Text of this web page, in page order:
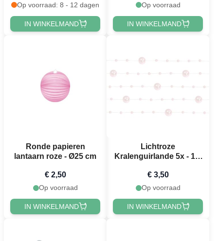
Op voorraad: 8 - 12 dagen
IN WINKELMAND
Op voorraad
IN WINKELMAND
Ronde papieren
lantaarn roze - Ø25 cm
€ 2,50
Op voorraad
IN WINKELMAND
Lichtroze
Kralenguirlande 5x - 1,3
€ 3,50
Op voorraad
IN WINKELMAND